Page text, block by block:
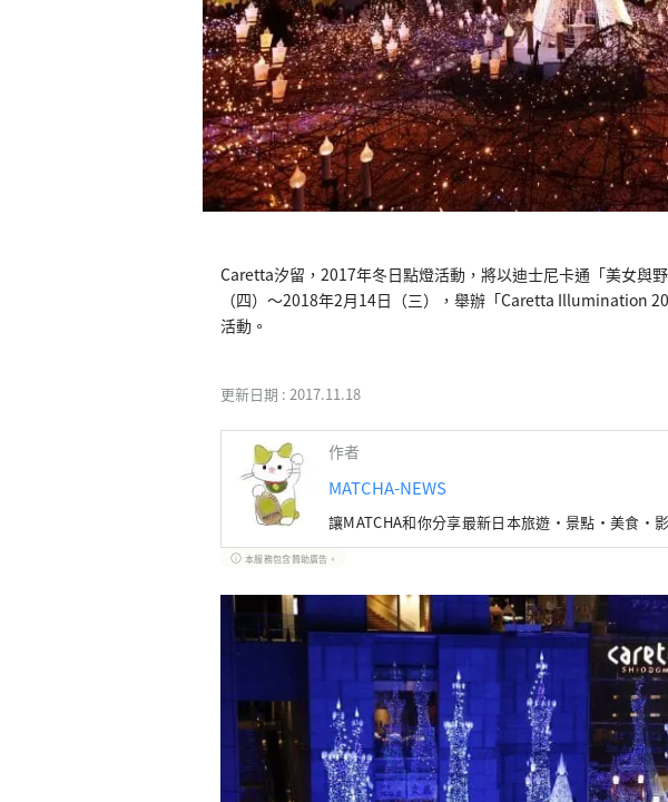
Caretta汐留，2017年冬日點燈活動，將以迪士尼卡通「美女與
（四）～2018年2月14日（三），舉辦「Caretta Illumination
活動。
更新日期 : 2017.11.18
作者
MATCHA-NEWS
讓MATCHA和你分享最新日本旅遊・景點・美食・
本服務包含贊助廣告。